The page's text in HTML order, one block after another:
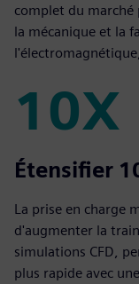
complet du marché
la mécanique et la
10X
10X
Étensifier
La prise en charge
d'augmenter la
simulations CFD,
plus rapide avec